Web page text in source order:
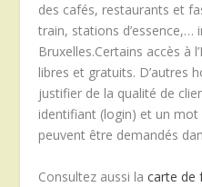
des cafés, restaurants et
train, stations d’essence,…
Bruxelles.Certains accès à
libres et gratuits. D’autres
justifier de la qualité de
identifiant (login) et un mot
peuvent être demandés
Consultez aussi lacarte de